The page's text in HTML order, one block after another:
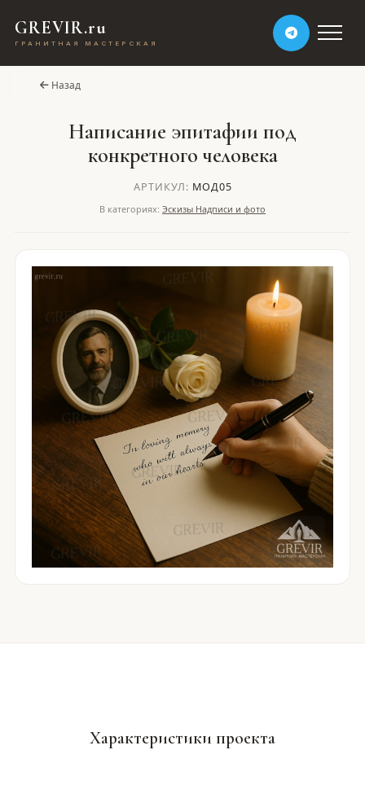
GREVIR.ru
ГРАНИТНАЯ МАСТЕРСКАЯ
Назад
Написание эпитафии под
конкретного человека
АРТИКУЛ: МОД05
В категориях: Эскизы Надписи и фото
Характеристики проекта